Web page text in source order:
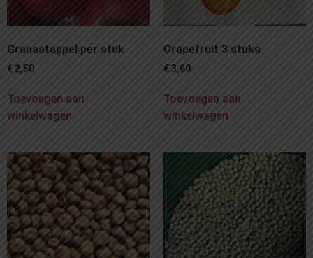
Granaatappel per stuk
€ 2,50
Toevoegen aan
winkelwagen
Grapefruit 3 stuks
€ 3,60
Toevoegen aan
winkelwagen